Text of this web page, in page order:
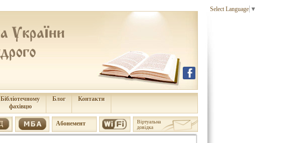
Select Language ▼
Бібліотечному
фахівцю
Блог Контакти
Aбонемент
Віртуальна
довідка